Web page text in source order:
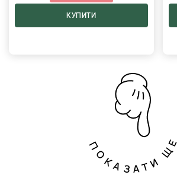
КУПИТИ
ПОКАЗАТИ ЩЕ